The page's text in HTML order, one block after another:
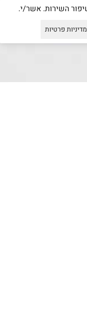
מדיניות פרטיות